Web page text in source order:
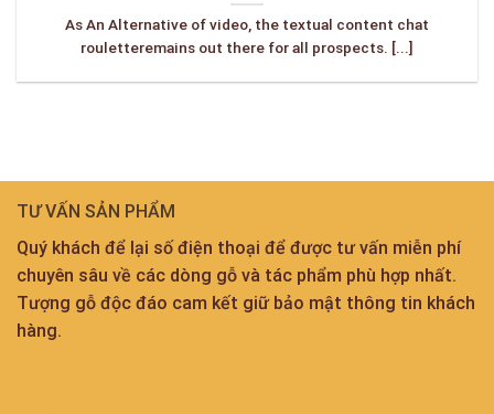
As An Alternative of video, the textual content chat
rouletteremains out there for all prospects. [...]
TƯ VẤN SẢN PHẨM
Quý khách để lại số điện thoại để được tư vấn miễn phí
chuyên sâu về các dòng gỗ và tác phẩm phù hợp nhất.
Tượng gỗ độc đáo cam kết giữ bảo mật thông tin khách
hàng.